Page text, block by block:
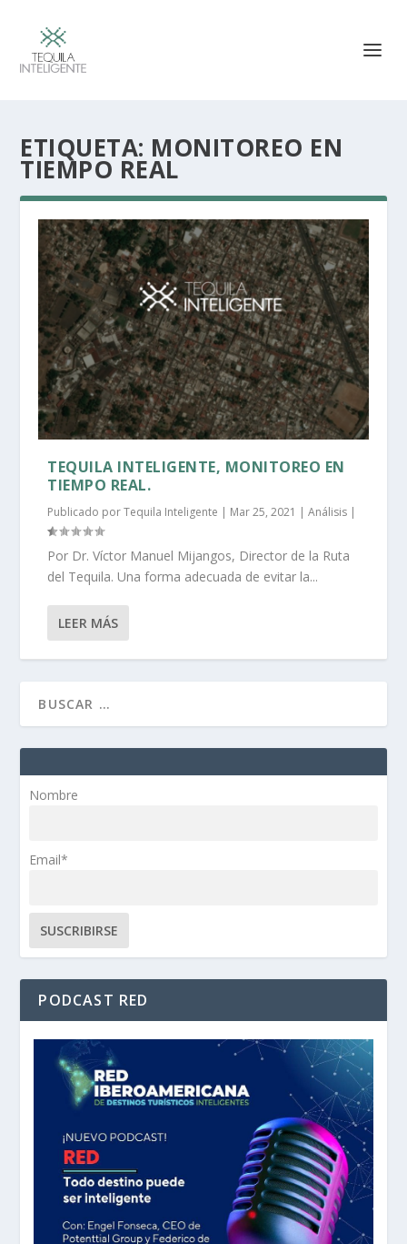
ETIQUETA: MONITOREO EN
TIEMPO REAL
TEQUILA INTELIGENTE, MONITOREO EN
TIEMPO REAL.
Publicado porTequila Inteligente | Mar 25, 2021 |Análisis |
Por Dr. Víctor Manuel Mijangos, Director de la Ruta
del Tequila. Una forma adecuada de evitar la...
LEER MÁS
Nombre
Email*
PODCAST RED